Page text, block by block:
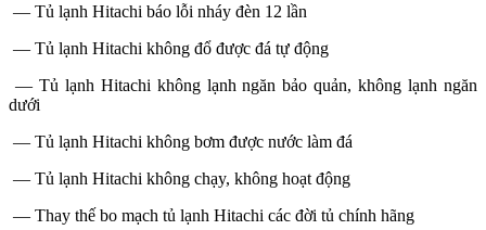
— Tủ lạnh Hitachi báo lỗi nháy đèn 12 lần
— Tủ lạnh Hitachi không đổ được đá tự động
— Tủ lạnh Hitachi không lạnh ngăn bảo quản, không lạnh ngăn
dưới
— Tủ lạnh Hitachi không bơm được nước làm đá
— Tủ lạnh Hitachi không chạy, không hoạt động
— Thay thế bo mạch tủ lạnh Hitachi các đời tủ chính hãng